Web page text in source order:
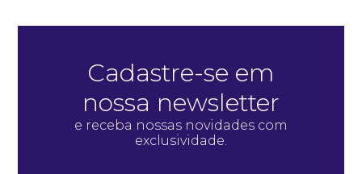
Cadastre-se em
nossa newsletter
e receba nossas novidades com
exclusividade.